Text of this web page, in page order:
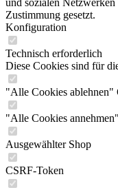
und sozialen
Zustimmung gesetzt.
Konfiguration
Technisch erforderlich
Diese Cookies sind für
"Alle Cookies ablehnen"
"Alle Cookies
Ausgewählter Shop
CSRF-Token